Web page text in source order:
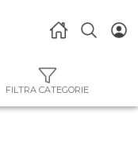
FILTRA CATEGORIE